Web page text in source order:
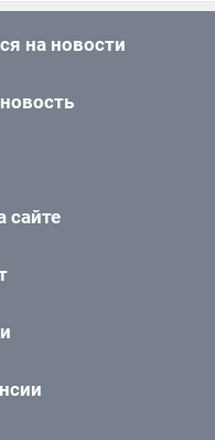
на новости
сайте